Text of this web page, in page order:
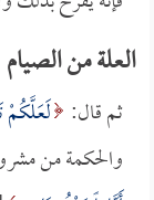
العلة من الصيام
ثم قال: لَعَلَّكُمْ
والحكمة من